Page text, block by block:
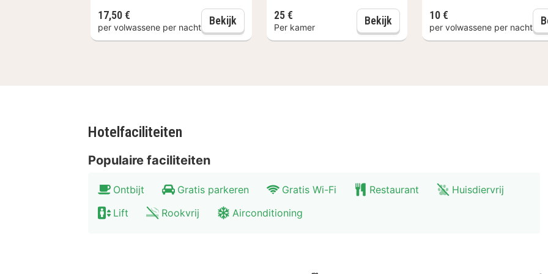
rijden. Ook Kasteel Ruurlo, op circa 25 kilometer van het hotel, is een mooie bestemming
genoeg te beleven in en rondom De Kastanjefabriek.
17,50 €
per volwassene per nacht
Bekijk Dagelijks ontbijt
25 €
Per kamer
Bekijk Lazy Sunday (13:00)
10 €
per volwassene per nacht
Hotelfaciliteiten
Populaire faciliteiten
Ontbijt Gratis parkeren Gratis Wi-Fi Restaurant
Huisdiervrij
Lift
Rookvrij Airconditioning